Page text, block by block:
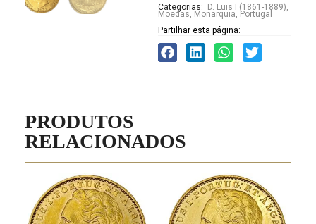
Categorias:
D. Luis I (1861-1889),
Moedas, Monarquia, Portugal
Partilhar esta página:
PRODUTOS
RELACIONADOS